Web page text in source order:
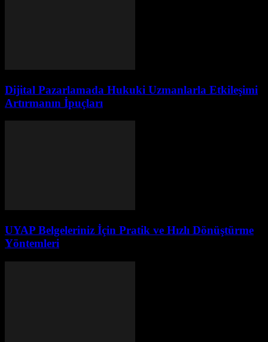
Dijital Pazarlamada Hukuki Uzmanlarla Etkileşimi
Artırmanın İpuçları
UYAP Belgeleriniz İçin Pratik ve Hızlı Dönüştürme
Yöntemleri